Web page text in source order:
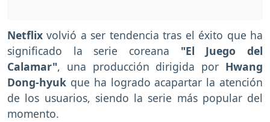
Netflix volvió a ser tendencia tras el éxito que ha
significado la serie coreana "El Juego del
Calamar", una producción dirigida por Hwang
Dong-hyuk que ha logrado acapartar la atención
de los usuarios, siendo la serie más popular del
momento.